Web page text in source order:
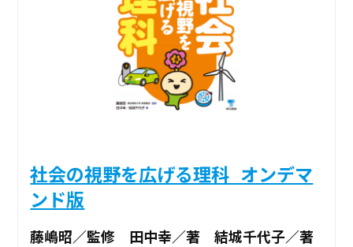
社会の視野を広げる理科_オンデマ
ンド版
藤嶋昭／監修 田中幸／著 結城千代子／著